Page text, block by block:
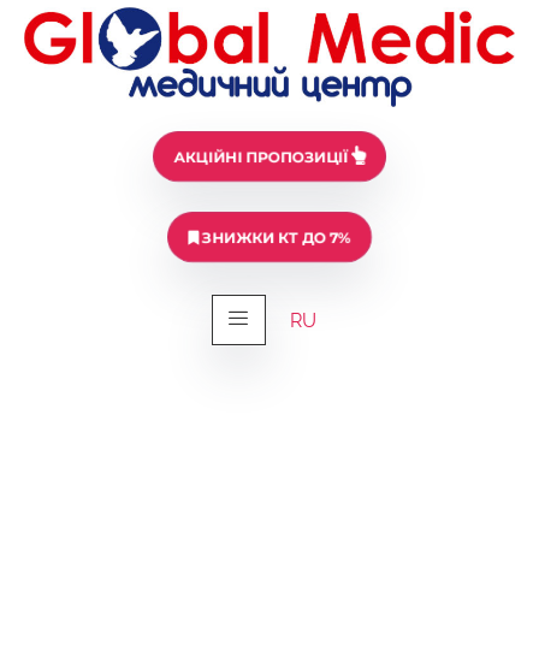
АКЦІЙНІ ПРОПОЗИЦІЇ
ЗНИЖКИ КТ ДО 7%
RU